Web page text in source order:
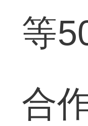
等
合